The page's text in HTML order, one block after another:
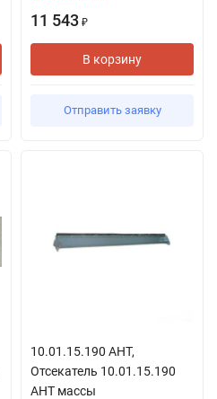
11 543 ₽
В корзину
Отправить заявку
10.01.15.190 АНТ,
Отсекатель 10.01.15.190
АНТ массы